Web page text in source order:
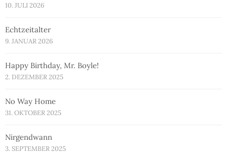
10. JULI 2026
Echtzeitalter
9. JANUAR 2026
Happy Birthday, Mr. Boyle!
2. DEZEMBER 2025
No Way Home
31. OKTOBER 2025
Nirgendwann
3. SEPTEMBER 2025